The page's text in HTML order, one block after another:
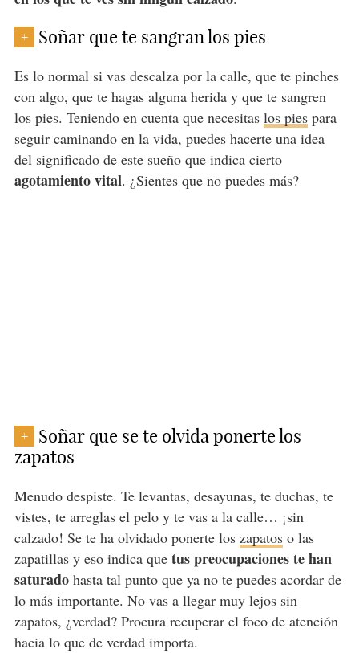
+ Soñar que te sangran los pies
Es lo normal si vas descalza por la calle, que te pinches
con algo, que te hagas alguna herida y que te sangren
los pies. Teniendo en cuenta que necesitas los piespara
seguir caminando en la vida, puedes hacerte una idea
del significado de este sueño que indica cierto
agotamiento vital. ¿Sientes que no puedes más?
+
Soñar que se te olvida ponerte los
zapatos
Menudo despiste. Te levantas, desayunas, te duchas, te
vistes, te arreglas el pelo y te vas a la calle… ¡sin
calzado! Se te ha olvidado ponerte los zapatoso las
zapatillas y eso indica que tus preocupaciones te han
saturadohasta tal punto que ya no te puedes acordar de
lo más importante. No vas a llegar muy lejos sin
zapatos, ¿verdad? Procura recuperar el foco de atención
hacia lo que de verdad importa.